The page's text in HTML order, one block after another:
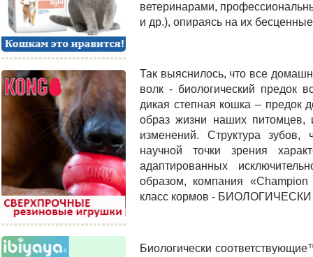
ветеринарами,
и др.), опираясь на их
Так выяснилось, что все
волк - биологический предок
дикая степная кошка –
образ жизни наших питомцев,
изменений. Структура
научной точки зрения
адаптированных
образом, компания «Champion
класс кормов -
Биологически